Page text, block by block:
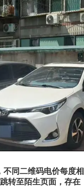
同二维码电价每度相
转至陌生页面，存在